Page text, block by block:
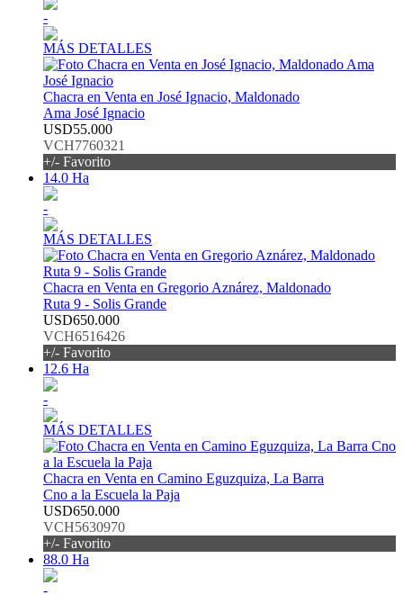
-
MÁS DETALLES
Chacra en Venta en José Ignacio, Maldonado
Ama José Ignacio
USD55.000
VCH7760321
+/- Favorito
14.0 Ha
-
MÁS DETALLES
Chacra en Venta en Gregorio Aznárez, Maldonado
Ruta 9 - Solis Grande
USD650.000
VCH6516426
+/- Favorito
12.6 Ha
-
MÁS DETALLES
Chacra en Venta en Camino Eguzquiza, La Barra
Cno a la Escuela la Paja
USD650.000
VCH5630970
+/- Favorito
88.0 Ha
-